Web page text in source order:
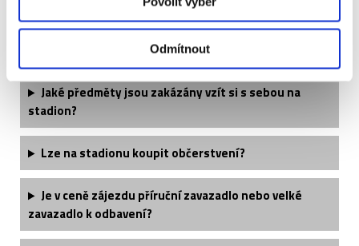
Odmítnout
Jak se dostanu z letiště na hotel?
Jak se dostanu z hotelu na stadion?
Jaké předměty jsou zakázány vzít si s sebou na
stadion?
Lze na stadionu koupit občerstvení?
Je v ceně zájezdu příruční zavazadlo nebo velké
zavazadlo k odbavení?